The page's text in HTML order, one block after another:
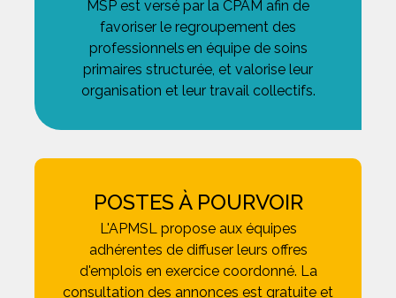
MSP est versé par la CPAM afin de
favoriser le regroupement des
professionnels en équipe de soins
primaires structurée, et valorise leur
organisation et leur travail collectifs.
POSTES À POURVOIR
L'APMSL propose aux équipes
adhérentes de diffuser leurs offres
d'emplois en exercice coordonné. La
consultation des annonces est gratuite et